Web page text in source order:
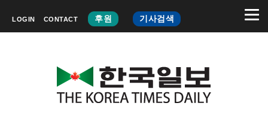
LOGIN CONTACT 후원 기사검색